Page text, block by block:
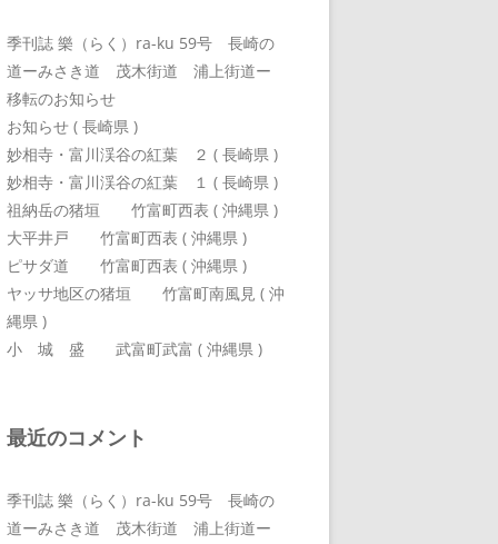
季刊誌 樂（らく）ra-ku 59号 長崎の
道ーみさき道 茂木街道 浦上街道ー
移転のお知らせ
お知らせ ( 長崎県 )
妙相寺・富川渓谷の紅葉 ２ ( 長崎県 )
妙相寺・富川渓谷の紅葉 １ ( 長崎県 )
祖納岳の猪垣 竹富町西表 ( 沖縄県 )
大平井戸 竹富町西表 ( 沖縄県 )
ピサダ道 竹富町西表 ( 沖縄県 )
ヤッサ地区の猪垣 竹富町南風見 ( 沖
縄県 )
小 城 盛 武富町武富 ( 沖縄県 )
最近のコメント
季刊誌 樂（らく）ra-ku 59号 長崎の
道ーみさき道 茂木街道 浦上街道ー